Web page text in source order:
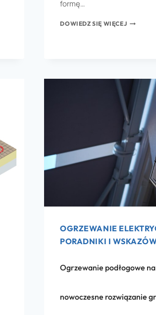
formę…
DOWIEDZ SIĘ WIĘCEJ
OGRZEWANIE
PORADNIKI I
Ogrzewanie podłogowe
nowoczesne rozwiązanie